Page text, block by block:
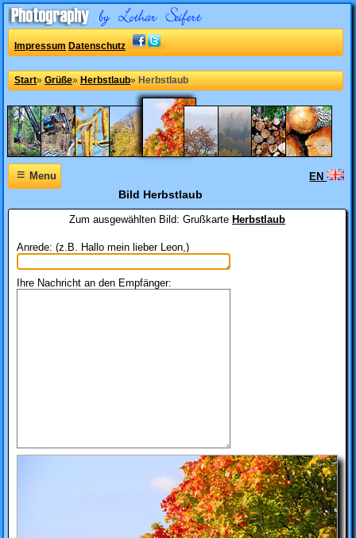
Impressum Datenschutz
Start» Grüße» Herbstlaub» Herbstlaub
≡Menu EN
Bild Herbstlaub
Zum ausgewählten Bild:GrußkarteHerbstlaub
Anrede: (z.B. Hallo mein lieber Leon,)
Ihre Nachricht an den Empfänger: